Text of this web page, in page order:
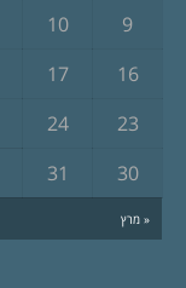
« מרץ
9
10
16
17
23
24
30
31